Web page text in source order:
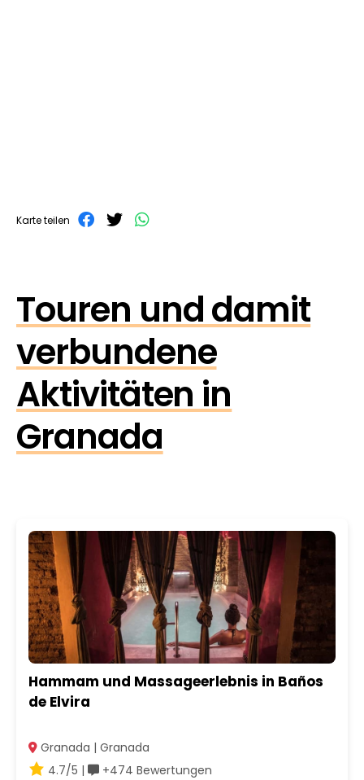
Karte teilen
Touren und damit
verbundene
Aktivitäten in
Granada
Hammam und Massageerlebnis in Baños
de Elvira
Granada | Granada
4.7/5 |
+474 Bewertungen